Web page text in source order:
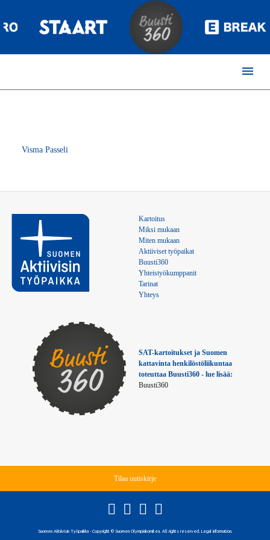
menu
Visma Passeli
Kartoitus
Miksi mukaan
Miten mukaan
Aktiiviset työpaikat
Buusti360
Yhteistyökumppanit
Tarinat
Yhteys
SAT-kartoitukset ja Suomen
kattavinta henkilöstöliikuntaa
toteuttaa Buusti360 - lue lisää:
Buusti360
Tilaa uutiskirje
Suomen Aktiivisin Työpaikka - Copyright © Suomen Olympiakomitea. All rights reserved. Legal information.